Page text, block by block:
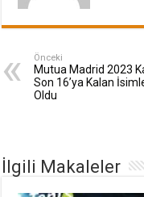
Önceki
Mutua Madrid 2023
Son 16’ya Kalan
Oldu
İlgili Makaleler